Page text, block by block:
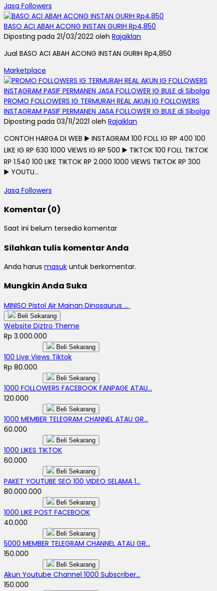
Jasa Followers
BASO ACI ABAH ACONG INSTAN GURIH Rp4,850
Diposting pada 21/03/2022 oleh Rajaiklan
Jual BASO ACI ABAH ACONG INSTAN GURIH Rp4,850
Marketplace
PROMO FOLLOWERS IG TERMURAH REAL AKUN IG FOLLOWERS
INSTAGRAM PASIF PERMANEN JASA FOLLOWER IG BULE di Sibolga
Diposting pada 03/11/2021 oleh Rajaiklan
CONTOH HARGA DI WEB ▶️ INSTAGRAM 100 FOLL IG RP 400 100
LIKE IG RP 630 1000 VIEWS IG RP 500 ▶️ TIKTOK 100 FOLL TIKTOK
RP 1.540 100 LIKE TIKTOK RP 2.000 1000 VIEWS TIKTOK RP 300
▶️ YOUTU...
Jasa Followers
Komentar (0)
Saat ini belum tersedia komentar
Silahkan tulis komentar Anda
Anda harus masuk untuk berkomentar.
Mungkin Anda Suka
MINISO Pistol Air Mainan Dinosaurus ...
Beli Sekarang
Website Diztro Theme
Rp 3.000.000
Beli Sekarang
100 Live Views Tiktok
Rp 80.000
Beli Sekarang
1000 FOLLOWERS FACEBOOK FANPAGE ATAU...
120.000
Beli Sekarang
1000 MEMBER TELEGRAM CHANNEL ATAU GR...
60.000
Beli Sekarang
1000 LIKES TIKTOK
60.000
Beli Sekarang
PAKET YOUTUBE SEO 100 VIDEO SELAMA 1...
80.000.000
Beli Sekarang
1000 LIKE POST FACEBOOK
40.000
Beli Sekarang
5000 MEMBER TELEGRAM CHANNEL ATAU GR...
150.000
Beli Sekarang
Akun Youtube Channel 1000 Subscriber...
150.000